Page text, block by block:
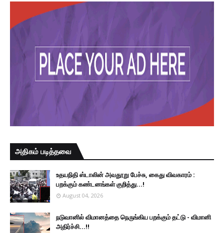
அதிகம் படித்தவை
உதயநிதி ஸ்டாலின் அவதூறு பேச்சு, கைது விவகாரம் :
பறக்கும் கண்டனங்கள் குறித்து...!
August 04, 2026
நடுவானில் விமானத்தை நெருங்கிய பறக்கும் தட்டு - விமானி
அதிர்ச்சி...!!